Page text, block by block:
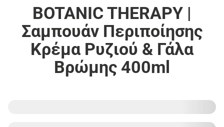
BOTANIC THERAPY |
Σαμπουάν Περιποίησης
Κρέμα Ρυζιού & Γάλα
Βρώμης 400ml